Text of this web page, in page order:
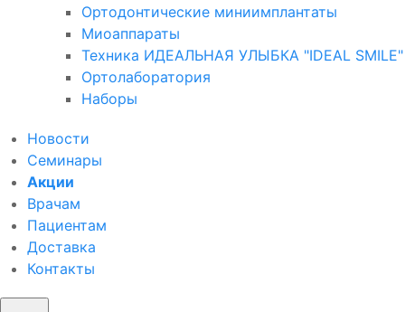
Ортодонтические миниимплантаты
Миоаппараты
Техника ИДЕАЛЬНАЯ УЛЫБКА "IDEAL SMILE"
Ортолаборатория
Наборы
Новости
Семинары
Акции
Врачам
Пациентам
Доставка
Контакты